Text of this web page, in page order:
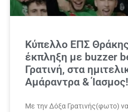
Κύπελλο ΕΠΣ
έκπληξη με buzzer
Γρατινή, στα
Αμάραντρα & Ίασμος!
Με την Δόξα Γρατινής(φωτο) να